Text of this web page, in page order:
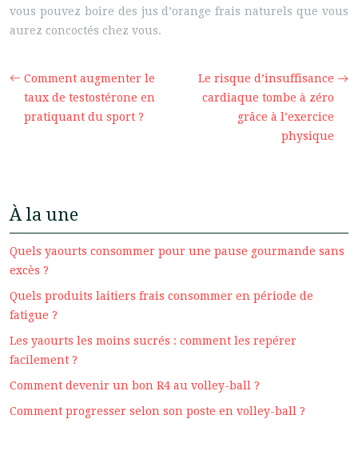
vous pouvez boire des jus d’orange frais naturels que vous
aurez concoctés chez vous.
Comment augmenter le
taux de testostérone en
pratiquant du sport ?
Le risque d’insuffisance
cardiaque tombe à zéro
grâce à l’exercice
physique
À la une
Quels yaourts consommer pour une pause gourmande sans
excès ?
Quels produits laitiers frais consommer en période de
fatigue ?
Les yaourts les moins sucrés : comment les repérer
facilement ?
Comment devenir un bon R4 au volley-ball ?
Comment progresser selon son poste en volley-ball ?